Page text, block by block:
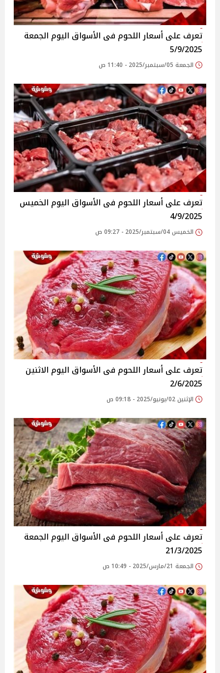
تعرف على أسعار اللحوم فى الأسواق‎‎ اليوم الجمعة
5/9/2025
الجمعة 05/سبتمبر/2025 - 11:40 ص
تعرف على أسعار اللحوم فى الأسواق‎‎ اليوم الخميس
4/9/2025
الخميس 04/سبتمبر/2025 - 09:27 ص
تعرف على أسعار اللحوم فى الأسواق‎‎ اليوم الاثنين
2/6/2025
الإثنين 02/يونيو/2025 - 09:18 ص
تعرف على أسعار اللحوم فى الأسواق‎‎ اليوم الجمعة
21/3/2025
الجمعة 21/مارس/2025 - 10:49 ص